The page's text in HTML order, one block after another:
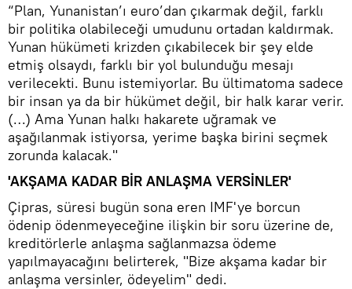
“Plan, Yunanistan’ı euro’dan çıkarmak değil, farklı
bir politika olabileceği umudunu ortadan kaldırmak.
Yunan hükümeti krizden çıkabilecek bir şey elde
etmiş olsaydı, farklı bir yol bulunduğu mesajı
verilecekti. Bunu istemiyorlar. Bu ültimatoma sadece
bir insan ya da bir hükümet değil, bir halk karar verir.
(…) Ama Yunan halkı hakarete uğramak ve
aşağılanmak istiyorsa, yerime başka birini seçmek
zorunda kalacak."
'AKŞAMA KADAR BİR ANLAŞMA VERSİNLER'
Çipras, süresi bugün sona eren IMF'ye borcun
ödenip ödenmeyeceğine ilişkin bir soru üzerine de,
kreditörlerle anlaşma sağlanmazsa ödeme
yapılmayacağını belirterek, "Bize akşama kadar bir
anlaşma versinler, ödeyelim" dedi.